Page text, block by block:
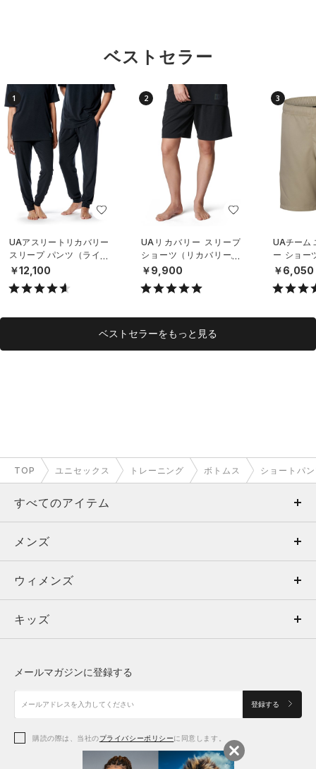
ベストセラー
1
UAアスリートリカバリー
スリープ パンツ（ライフ
スタイル/UNISEX）
￥12,100
2
UAリカバリー スリープ
ショーツ（リカバリー/U
NISEX）
￥9,900
3
UAチーム
ー ショー
グ/
￥6,050
ベストセラーをもっと見る
TOP ユニセックス トレーニング ボトムス ショートパ
すべてのアイテム
メンズ
ウィメンズ
キッズ
アクセサリー
メンズ
トップス
ボトムス
アクセサリー
ウィメンズ
トップス
シューズ
アクセサリー
キッズ
シューズ
メールマガジンに登録する
登録する
購読の際は、当社のプライバシーポリシーに同意します。